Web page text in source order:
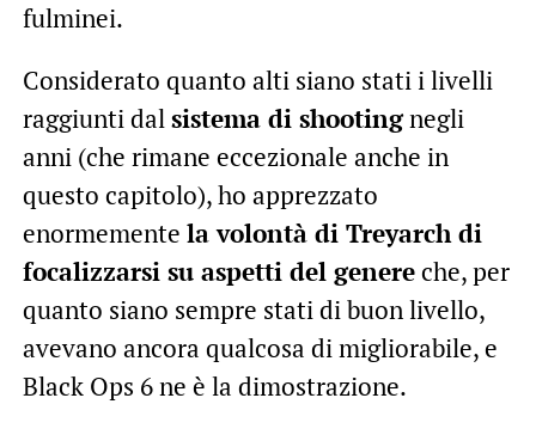
fulminei.
Considerato quanto alti siano stati i livelli
raggiunti dalsistema di shootingnegli
anni (che rimane eccezionale anche in
questo capitolo), ho apprezzato
enormemente la volontà di Treyarch di
focalizzarsi su aspetti del genereche, per
quanto siano sempre stati di buon livello,
avevano ancora qualcosa di migliorabile, e
Black Ops 6 ne è la dimostrazione.